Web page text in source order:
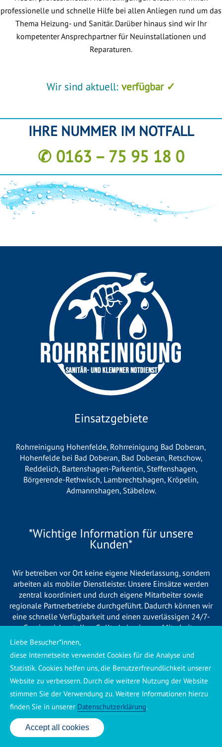
professionelle und schnelle Hilfe bei allen Anliegen rund um das
Thema Heizung- und Sanitär. Darüber hinaus sind wir Ihr
kompetenter Ansprechpartner für Neuinstallationen und
Reparaturen.
Wir sind aktuell: verfügbar ✓
IHRE NUMMER IM NOTFALL
✆ 0163 – 75 95 18 0
Einsatzgebiete
Rohrreinigung Hohenfelde, Rohrreinigung Bad Doberan,
Hohenfelde bei Bad Doberan, Bad Doberan, Retschow,
Reddelich, Bartenshagen-Parkentin, Steffenshagen,
Börgerende-Rethwisch, Lambrechtshagen, Kröpelin,
Admannshagen, Stäbelow.
*Wichtige Information für unsere
Kunden*
Wir betreiben vor Ort keine eigene Niederlassung, sondern
arbeiten als mobiler Dienstleister. Unsere Einsätze werden
zentral koordiniert und durch eigene Mitarbeiter sowie
regionale Partnerbetriebe durchgeführt. Dadurch können wir
eine schnelle Verfügbarkeit und einen zuverlässigen 24/7-
Service sicherstellen. Sollte kein eigener Mitarbeiter
unmittelbar verfügbar sein, übernehmen Partnerbetriebe aus
verpflichtet, Sie vor Beginn der Arbeiten transparent über die
voraussichtlichen Kosten zu informieren und ortsübliche
Preise zu berechnen.
24 Std. Service: ✆ 0176 160 517 86
Accept all cookies
Liebe Besucher*innen,
diese Internetseite verwendet Cookies für die Analyse und
Statistik. Cookies helfen uns, die Benutzerfreundlichkeit unserer
Website zu verbessern. Durch die weitere Nutzung der Website
stimmen Sie der Verwendung zu. Weitere Informationen hierzu
finden Sie in unserer Datenschutzerklärung.